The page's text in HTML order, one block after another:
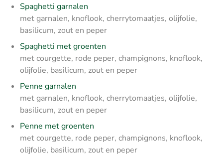
Spaghetti garnalen
met garnalen, knoflook, cherrytomaatjes, olijfolie,
basilicum, zout en peper
Spaghetti met groenten
met courgette, rode peper, champignons, knoflook,
olijfolie, basilicum, zout en peper
Penne garnalen
met garnalen, knoflook, cherrytomaatjes, olijfolie,
basilicum, zout en peper
Penne met groenten
met courgette, rode peper, champignons, knoflook,
olijfolie, basilicum, zout en peper